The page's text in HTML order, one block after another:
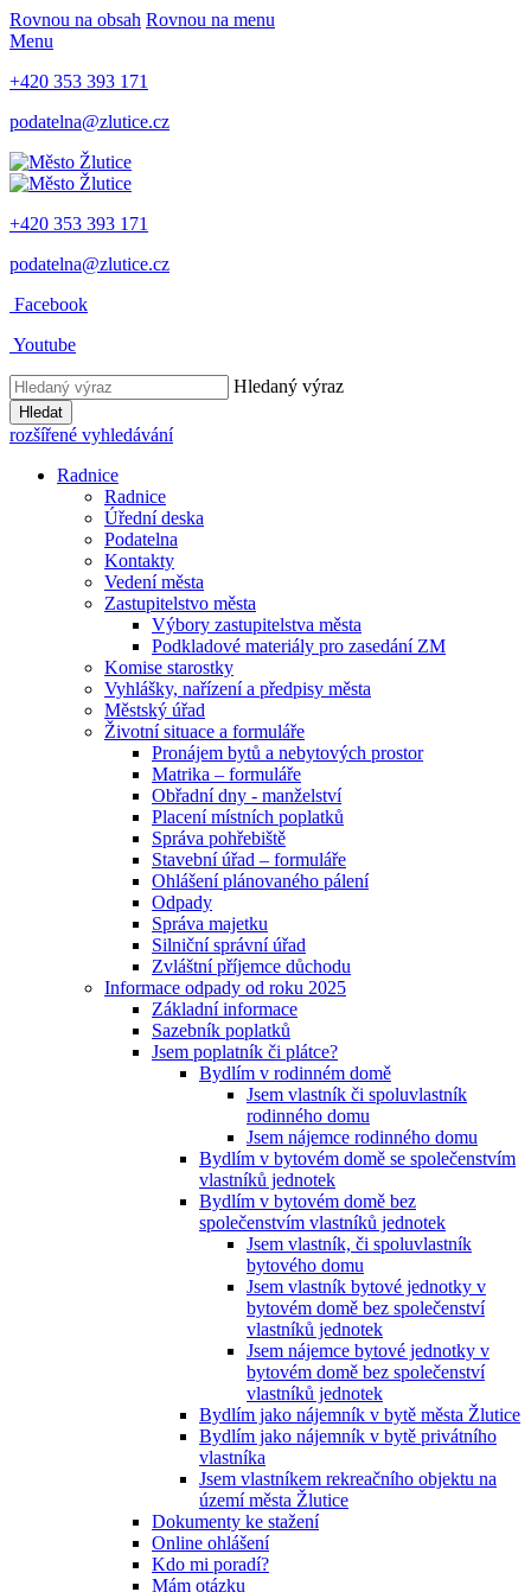
Rovnou na obsah Rovnou na menu
Menu
+420 353 393 171
podatelna@zlutice.cz
+420 353 393 171
podatelna@zlutice.cz
Facebook
Youtube
Hledaný výraz
Hledat
rozšířené vyhledávání
Radnice
Radnice
Úřední deska
Podatelna
Kontakty
Vedení města
Zastupitelstvo města
Výbory zastupitelstva města
Podkladové materiály pro zasedání ZM
Komise starostky
Vyhlášky, nařízení a předpisy města
Městský úřad
Životní situace a formuláře
Pronájem bytů a nebytových prostor
Matrika – formuláře
Obřadní dny - manželství
Placení místních poplatků
Správa pohřebiště
Stavební úřad – formuláře
Ohlášení plánovaného pálení
Odpady
Správa majetku
Silniční správní úřad
Zvláštní příjemce důchodu
Informace odpady od roku 2025
Základní informace
Sazebník poplatků
Jsem poplatník či plátce?
Bydlím v rodinném domě
Jsem vlastník či spoluvlastník
rodinného domu
Jsem nájemce rodinného domu
Bydlím v bytovém domě se společenstvím
vlastníků jednotek
Bydlím v bytovém domě bez
společenstvím vlastníků jednotek
Jsem vlastník, či spoluvlastník
bytového domu
Jsem vlastník bytové jednotky v
bytovém domě bez společenství
vlastníků jednotek
Jsem nájemce bytové jednotky v
bytovém domě bez společenství
vlastníků jednotek
Bydlím jako nájemník v bytě města Žlutice
Bydlím jako nájemník v bytě privátního
vlastníka
Jsem vlastníkem rekreačního objektu na
území města Žlutice
Dokumenty ke stažení
Online ohlášení
Kdo mi poradí?
Mám otázku